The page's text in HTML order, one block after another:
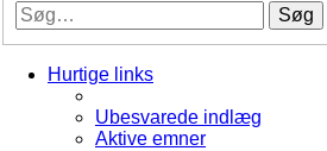
Søg
Hurtige links
Ubesvarede indlæg
Aktive emner